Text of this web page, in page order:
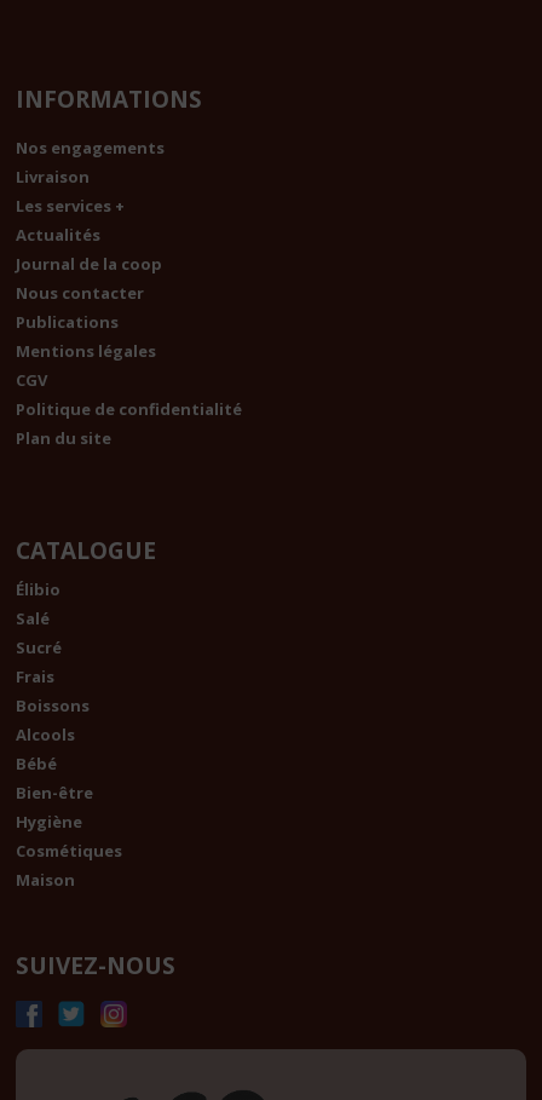
INFORMATIONS
Nos engagements
Livraison
Les services +
Actualités
Journal de la coop
Nous contacter
Publications
Mentions légales
CGV
Politique de confidentialité
Plan du site
CATALOGUE
Élibio
Salé
Sucré
Frais
Boissons
Alcools
Bébé
Bien-être
Hygiène
Cosmétiques
Maison
SUIVEZ-NOUS